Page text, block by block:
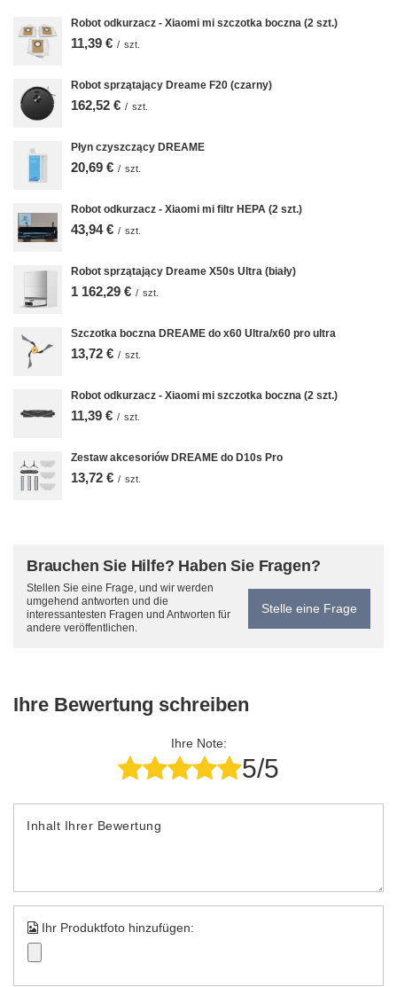
Robot odkurzacz - Xiaomi mi szczotka boczna (2 szt.)
11,39 € / szt.
Robot sprzątający Dreame F20 (czarny)
162,52 € / szt.
Płyn czyszczący DREAME
20,69 € / szt.
Robot odkurzacz - Xiaomi mi filtr HEPA (2 szt.)
43,94 € / szt.
Robot sprzątający Dreame X50s Ultra (biały)
1 162,29 € / szt.
Szczotka boczna DREAME do x60 Ultra/x60 pro ultra
13,72 € / szt.
Robot odkurzacz - Xiaomi mi szczotka boczna (2 szt.)
11,39 € / szt.
Zestaw akcesoriów DREAME do D10s Pro
13,72 € / szt.
Brauchen Sie Hilfe? Haben Sie Fragen?
Stellen Sie eine Frage, und wir werden
umgehend antworten und die
interessantesten Fragen und Antworten für
andere veröffentlichen.
Stelle eine Frage
Ihre Bewertung schreiben
Ihre Note:
5/5
Inhalt Ihrer Bewertung
Ihr Produktfoto hinzufügen: